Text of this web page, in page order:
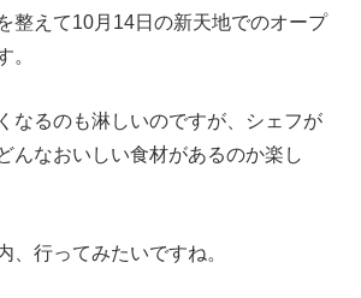
整えて10月14日の新天地でのオープ
。
なるのも淋しいのですが、シェフが
んなおいしい食材があるのか楽し
、行ってみたいですね。